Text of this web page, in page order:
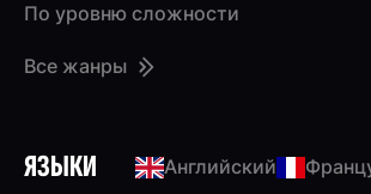
ЯЗЫКИ Английский
По уровню сложности
Все жанры